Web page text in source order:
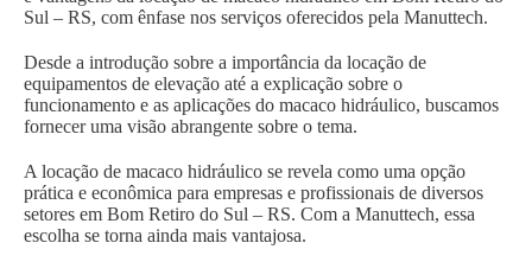
Sul – RS, com ênfase nos serviços oferecidos pela Manuttech.
Desde a introdução sobre a importância da locação de
equipamentos de elevação até a explicação sobre o
funcionamento e as aplicações do macaco hidráulico, buscamos
fornecer uma visão abrangente sobre o tema.
A locação de macaco hidráulico se revela como uma opção
prática e econômica para empresas e profissionais de diversos
setores em Bom Retiro do Sul – RS. Com a Manuttech, essa
escolha se torna ainda mais vantajosa.